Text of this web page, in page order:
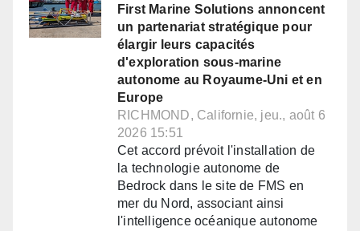
First Marine Solutions annoncent
un partenariat stratégique pour
élargir leurs capacités
d'exploration sous-marine
autonome au Royaume-Uni et en
Europe
RICHMOND, Californie, jeu., août 6
2026 15:51
Cet accord prévoit l'installation de
la technologie autonome de
Bedrock dans le site de FMS en
mer du Nord, associant ainsi
l'intelligence océanique autonome